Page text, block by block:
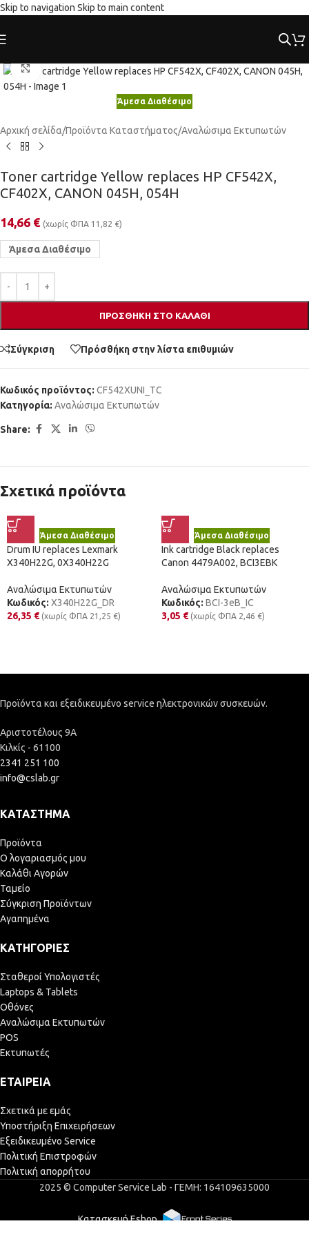
Skip to navigation Skip to main content
Κλικ για μεγέθυνση
Άμεσα Διαθέσιμο
Αρχική σελίδα/Προϊόντα Καταστήματος/Αναλώσιμα Εκτυπωτών
Toner cartridge Yellow replaces HP CF542X,
CF402X, CANON 045H, 054H
14,66 € (χωρίς ΦΠΑ 11,82 €)
Άμεσα Διαθέσιμο
ΠΡΟΣΘΉΚΗ ΣΤΟ ΚΑΛΆΘΙ
Σύγκριση Πρόσθήκη στην λίστα επιθυμιών
Κωδικός προϊόντος: CF542XUNI_TC
Κατηγορία: Αναλώσιμα Εκτυπωτών
Share:
Σχετικά προϊόντα
Άμεσα Διαθέσιμο
Drum IU replaces Lexmark
X340H22G, 0X340H22G
Αναλώσιμα Εκτυπωτών
Κωδικός: X340H22G_DR
26,35 € (χωρίς ΦΠΑ 21,25 €)
Άμεσα Διαθέσιμο
Ink cartridge Black replaces
Canon 4479A002, BCI3EBK
Αναλώσιμα Εκτυπωτών
Κωδικός: BCI-3eB_IC
3,05 € (χωρίς ΦΠΑ 2,46 €)
Προϊόντα και εξειδικευμένο service ηλεκτρονικών συσκευών.
Αριστοτέλους 9Α
Κιλκίς - 61100
2341 251 100
info@cslab.gr
ΚΑΤΆΣΤΗΜΑ
Προϊόντα
Ο λογαριασμός μου
Καλάθι Αγορών
Ταμείο
Σύγκριση Προϊόντων
Αγαπημένα
ΚΑΤΗΓΟΡΊΕΣ
Σταθεροί Υπολογιστές
Laptops & Tablets
Οθόνες
Αναλώσιμα Εκτυπωτών
POS
Εκτυπωτές
ΕΤΑΙΡΕΊΑ
Σχετικά με εμάς
Υποστήριξη Επιχειρήσεων
Εξειδικευμένο Service
Πολιτική Επιστροφών
Πολιτική απορρήτου
2025 © Computer Service Lab - ΓΕΜΗ: 164109635000
Κατασκευή Eshop